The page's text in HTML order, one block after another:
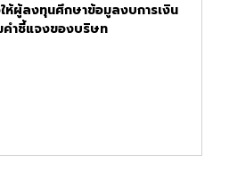
ผู้ลงทุนศึกษาข้อมูลงบการเงิน
ำชี้แจงของบริษท